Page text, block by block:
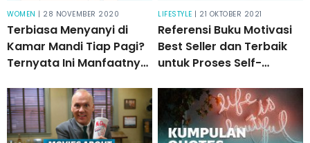
WOMEN | 28 NOVEMBER 2020
Terbiasa Menyanyi di
Kamar Mandi Tiap Pagi?
Ternyata Ini Manfaatnya
LIFESTYLE | 21 OKTOBER 2021
Referensi Buku Motivasi
Best Seller dan Terbaik
untuk Proses Self-